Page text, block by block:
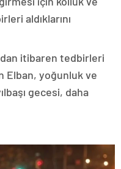
aldıklarını
itibaren tedbirleri
Elban, yoğunluk ve
gecesi, daha